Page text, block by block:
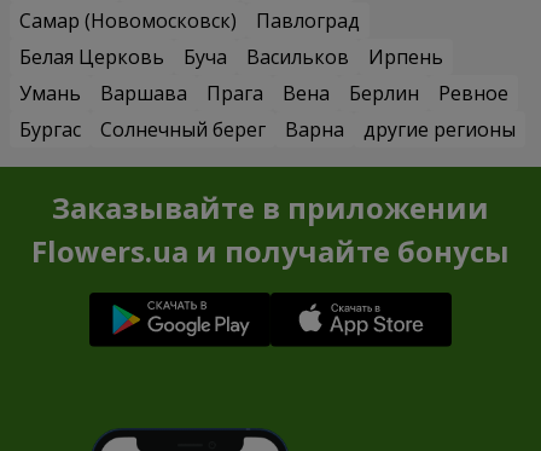
Самар (Новомосковск)
Павлоград
Белая Церковь
Буча Васильков
Ирпень
Умань
Варшава Прага Вена Берлин
Ревное
Бургас
Солнечный берег Варна другие регионы
Заказывайте в приложении
Flowers.ua и получайте бонусы